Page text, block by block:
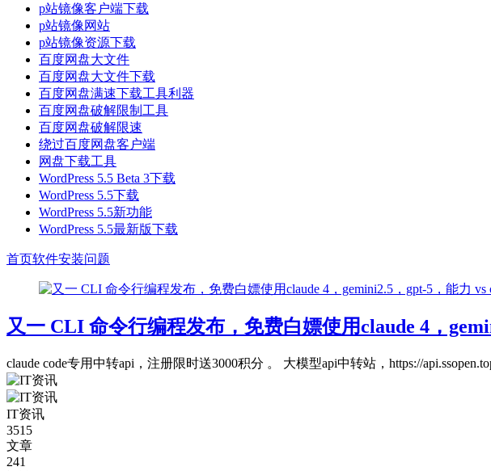
p站镜像客户端下载
p站镜像网站
p站镜像资源下载
百度网盘大文件
百度网盘大文件下载
百度网盘满速下载工具利器
百度网盘破解限制工具
百度网盘破解限速
绕过百度网盘客户端
网盘下载工具
WordPress 5.5 Beta 3下载
WordPress 5.5下载
WordPress 5.5新功能
WordPress 5.5最新版下载
首页软件安装问题
又一 CLI 命令行编程发布，免费白嫖使用claude 4，
claude code专用中转api，注册限时送3000积分 。 大模型api中转站，https://
IT资讯
3515
文章
241